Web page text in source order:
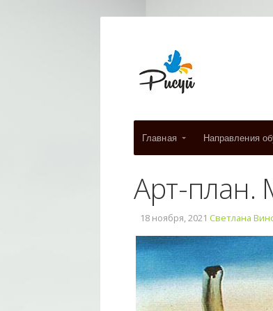
Главная Направления
Арт-план.
18 ноября, 2021 Светлана